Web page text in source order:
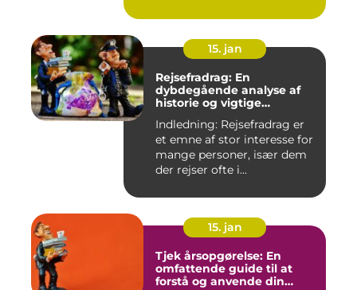
15. jan
Rejsefradrag: En
dybdegående analyse af
historie og vigtige
Indledning: Rejsefradrag er
et emne af stor interesse for
mange personer, især dem
der rejser ofte i...
15. jan
Tjek årsopgørelse: En
omfattende guide til at
forstå og anvende din